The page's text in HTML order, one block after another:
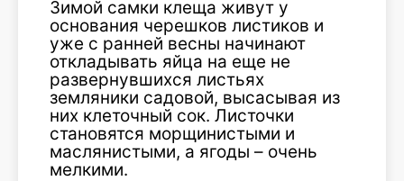
Зимой самки клеща живут у
основания черешков листиков и
уже с ранней весны начинают
откладывать яйца на еще не
развернувшихся листьях
земляники садовой, высасывая из
них клеточный сок. Листочки
становятся морщинистыми и
маслянистыми, а ягоды – очень
мелкими.